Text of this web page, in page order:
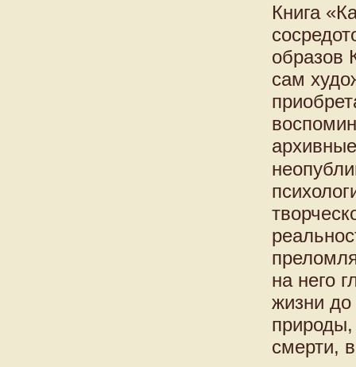
Книга
образов
сам
на него
жизни до
смерти,